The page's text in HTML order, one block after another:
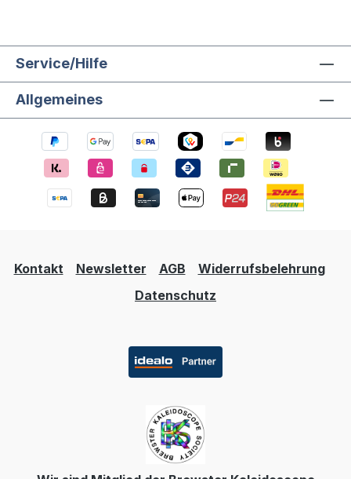
Service/Hilfe
Allgemeines
Kontakt Newsletter AGB
Widerrufsbelehrung
Datenschutz